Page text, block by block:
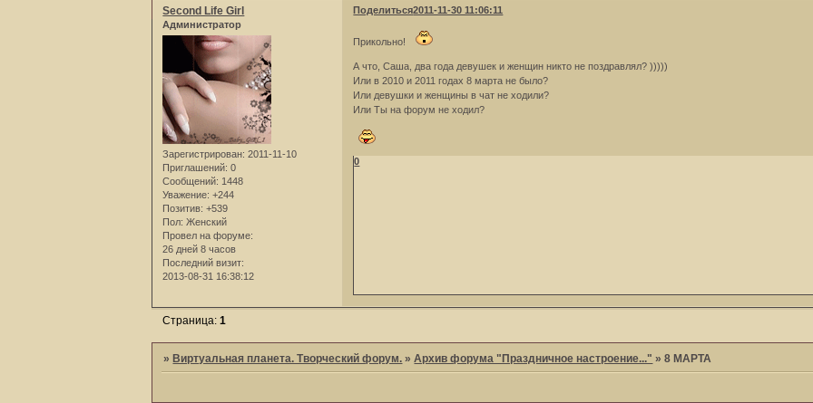
Поделиться2011-11-30 11:06:11
Second Life Girl
Администратор
Зарегистрирован: 2011-11-10
Приглашений: 0
Сообщений: 1448
Уважение: +244
Позитив: +539
Пол: Женский
Провел на форуме:
26 дней 8 часов
Последний визит:
2013-08-31 16:38:12
Прикольно!
А что, Саша, два года девушек и женщин никто не поздравлял? )))))
Или в 2010 и 2011 годах 8 марта не было?
Или девушки и женщины в чат не ходили?
Или Ты на форум не ходил?
0
Страница:1
»Виртуальная планета. Творческий форум. »Архив форума "Праздничное настроение..." »8 МАРТА